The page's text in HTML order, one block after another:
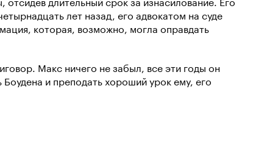
лет назад, его адвокатом на суде
которая, возможно, могла оправдать
Макс ничего не забыл, все эти годы он
и преподать хороший урок ему, его